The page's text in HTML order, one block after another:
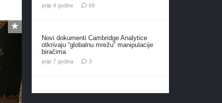
prije 4 godine 69komentara
Novi dokumenti Cambridge Analytice
otkrivaju “globalnu mrežu” manipulacije
biračima
prije 7 godina 3komentara